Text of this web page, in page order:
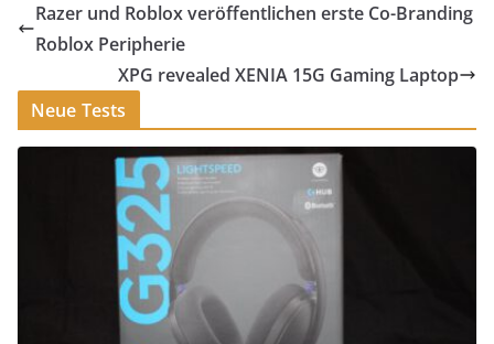
Razer und Roblox veröffentlichen erste Co-Branding
Roblox Peripherie
XPG revealed XENIA 15G Gaming Laptop
Neue Tests